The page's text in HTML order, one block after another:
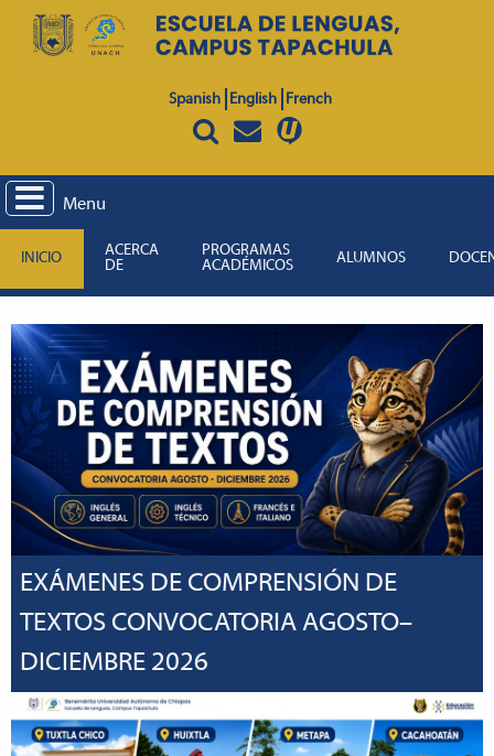
Spanish English French
Menu
INICIO
ACERCA
DE
PROGRAMAS
ACADÉMICOS
ALUMNOS
EXÁMENES DE COMPRENSIÓN DE
TEXTOS CONVOCATORIA AGOSTO–
DICIEMBRE 2026